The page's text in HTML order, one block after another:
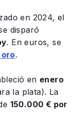
en 2024, el
disparó
. En euros, se
.
en enero
la plata). La
150.000 € por